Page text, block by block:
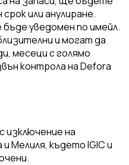
или анулиране.
уведомен по имейл.
и могат да
месеци с голямо
контрола на Defora
изключение на
Мелиля, където IGIC и